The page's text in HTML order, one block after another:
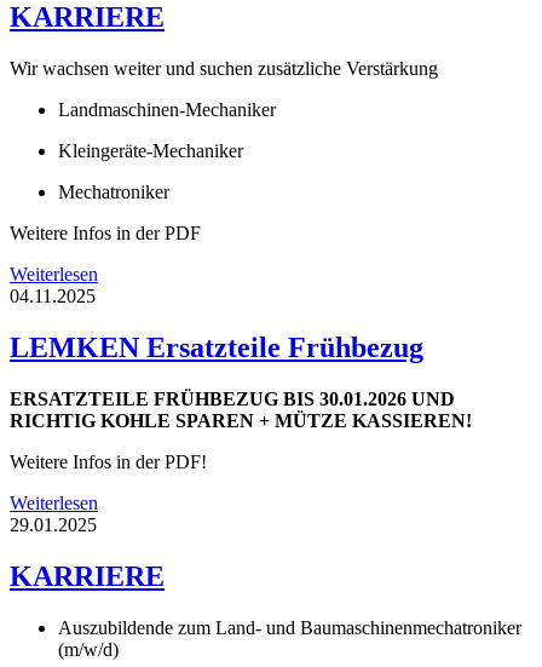
KARRIERE
Wir wachsen weiter und suchen zusätzliche Verstärkung
Landmaschinen-Mechaniker
Kleingeräte-Mechaniker
Mechatroniker
Weitere Infos in der PDF
Weiterlesen
04.11.2025
LEMKEN Ersatzteile Frühbezug
ERSATZTEILE FRÜHBEZUG BIS 30.01.2026 UND
RICHTIG KOHLE SPAREN + MÜTZE KASSIEREN!
Weitere Infos in der PDF!
Weiterlesen
29.01.2025
KARRIERE
Auszubildende zum Land- und Baumaschinenmechatroniker
(m/w/d)